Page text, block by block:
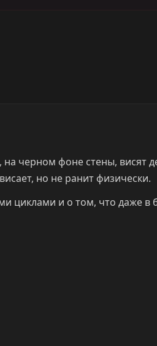
черном фоне стены, висят
но не ранит физически.
циклами и о том, что даже в